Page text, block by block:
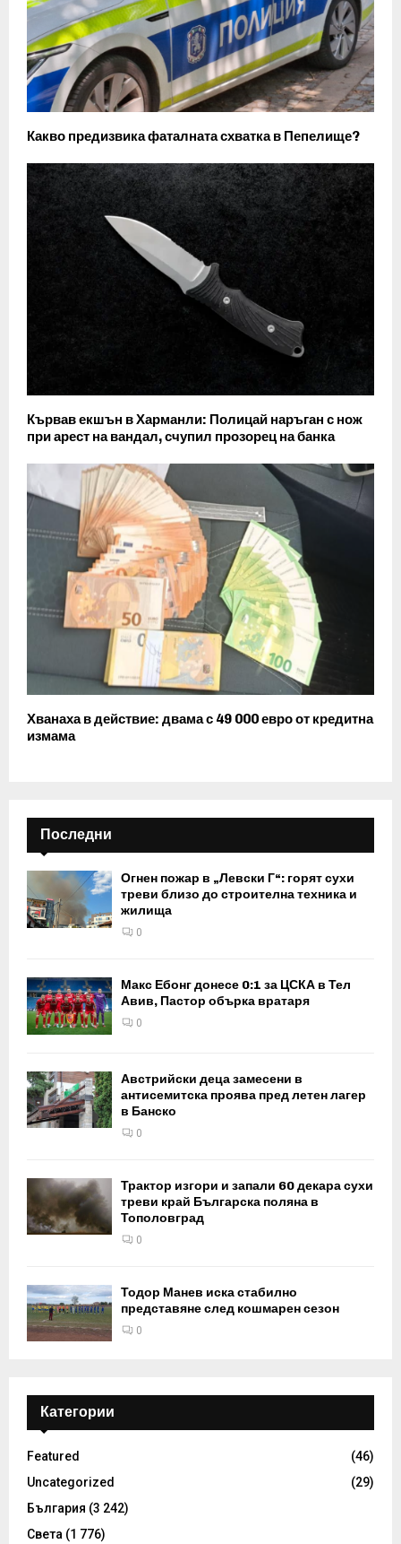
Какво предизвика фаталната схватка в Пепелище?
Кървав екшън в Харманли: Полицай наръган с нож
при арест на вандал, счупил прозорец на банка
Хванаха в действие: двама с 49 000 евро от кредитна
измама
Последни
Огнен пожар в „Левски Г“: горят сухи
треви близо до строителна техника и
жилища
0
Макс Ебонг донесе 0:1 за ЦСКА в Тел
Авив, Пастор обърка вратаря
0
Австрийски деца замесени в
антисемитска проява пред летен лагер
в Банско
0
Трактор изгори и запали 60 декара сухи
треви край Българска поляна в
Тополовград
0
Тодор Манев иска стабилно
представяне след кошмарен сезон
0
Категории
Featured
(46)
Uncategorized
(29)
България (3 242)
Света (1 776)